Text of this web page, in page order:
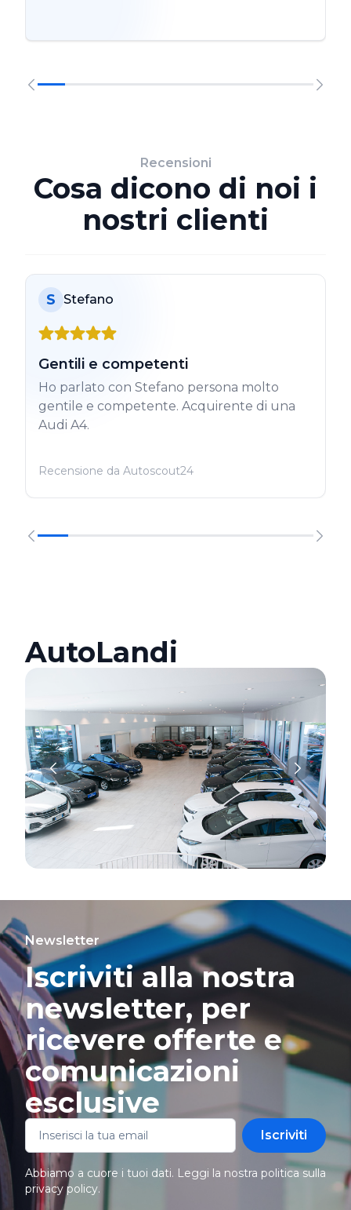
Recensioni
Cosa dicono di noi i
nostri clienti
S Stefano
Gentili e competenti
Ho parlato con Stefano persona molto
gentile e competente. Acquirente di una
Audi A4.
Recensione da Autoscout24
AutoLandi
Newsletter
Iscriviti alla nostra
newsletter, per
ricevere offerte e
comunicazioni
esclusive
Iscriviti
Abbiamo a cuore i tuoi dati. Leggi la nostra politica sulla
privacy policy.